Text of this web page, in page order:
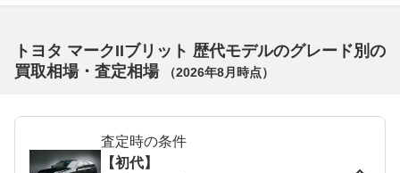
トヨタ マークIIブリット 歴代モデルのグレード別の
買取相場・査定相場
（2026年8月 時点）
査定時の条件
【初代】